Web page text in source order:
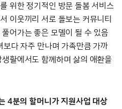
위한 정기적인 방문 돌봄 서비스
이웃끼리 서로 돌보는 커뮤니티
어가는 좋은 모델이 될 수 있음
다 자주 만나며 가족만큼 가까
활에서도 함께하며 삶의 애환을
4분의 할머니가 지원사업 대상